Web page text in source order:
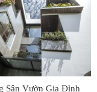
Sân Vườn Gia Đình